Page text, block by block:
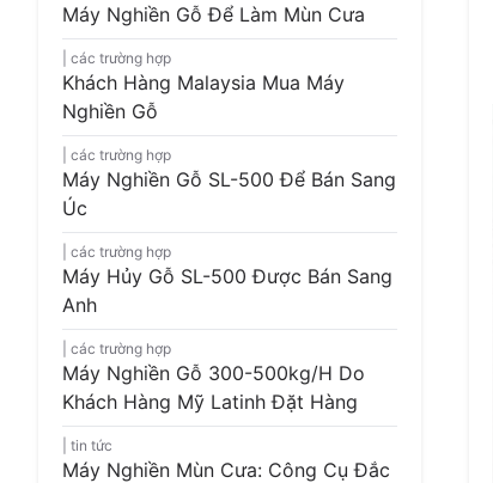
Máy Nghiền Gỗ Để Làm Mùn Cưa
các trường hợp
Khách Hàng Malaysia Mua Máy
Nghiền Gỗ
các trường hợp
Máy Nghiền Gỗ SL-500 Để Bán Sang
Úc
các trường hợp
Máy Hủy Gỗ SL-500 Được Bán Sang
Anh
các trường hợp
Máy Nghiền Gỗ 300-500kg/h Do
Khách Hàng Mỹ Latinh Đặt Hàng
tin tức
Máy Nghiền Mùn Cưa: Công Cụ Đắc